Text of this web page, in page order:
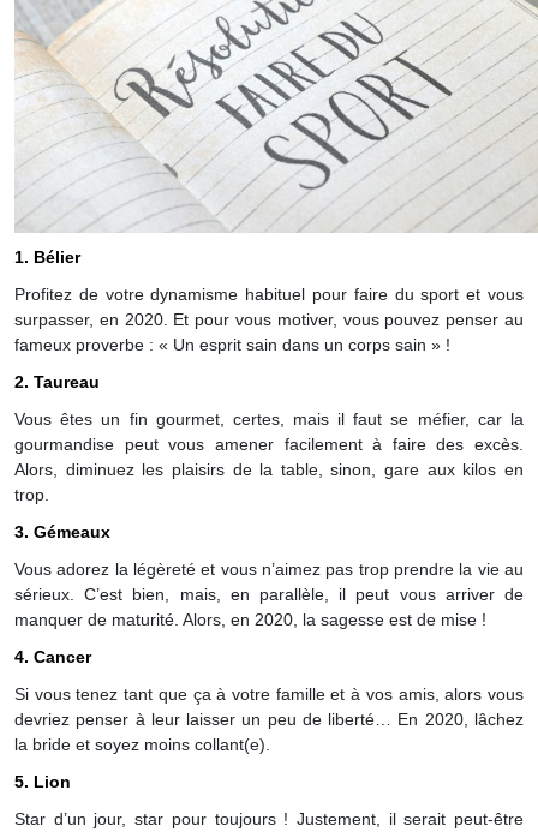
1. Bélier
Profitez de votre dynamisme habituel pour faire du sport et vous
surpasser, en 2020. Et pour vous motiver, vous pouvez penser au
fameux proverbe : « Un esprit sain dans un corps sain » !
2. Taureau
Vous êtes un fin gourmet, certes, mais il faut se méfier, car la
gourmandise peut vous amener facilement à faire des excès.
Alors, diminuez les plaisirs de la table, sinon, gare aux kilos en
trop.
3. Gémeaux
Vous adorez la légèreté et vous n’aimez pas trop prendre la vie au
sérieux. C’est bien, mais, en parallèle, il peut vous arriver de
manquer de maturité. Alors, en 2020, la sagesse est de mise !
4. Cancer
Si vous tenez tant que ça à votre famille et à vos amis, alors vous
devriez penser à leur laisser un peu de liberté… En 2020, lâchez
la bride et soyez moins collant(e).
5. Lion
Star d’un jour, star pour toujours ! Justement, il serait peut-être